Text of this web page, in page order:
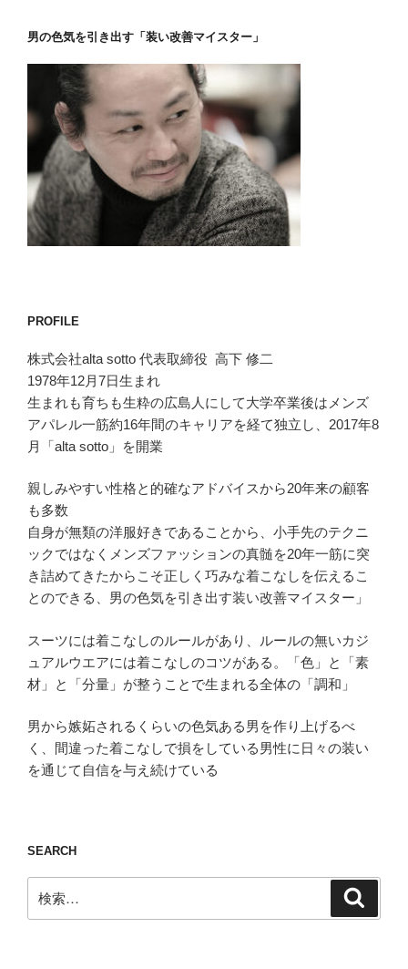
男の色気を引き出す「装い改善マイスター」
PROFILE
株式会社alta sotto 代表取締役 高下 修二
1978年12月7日生まれ
生まれも育ちも生粋の広島人にして大学卒業後はメンズ
アパレル一筋約16年間のキャリアを経て独立し、2017年8
月「alta sotto」を開業
親しみやすい性格と的確なアドバイスから20年来の顧客
も多数
自身が無類の洋服好きであることから、小手先のテクニ
ックではなくメンズファッションの真髄を20年一筋に突
き詰めてきたからこそ正しく巧みな着こなしを伝えるこ
とのできる、男の色気を引き出す装い改善マイスター」
スーツには着こなしのルールがあり、ルールの無いカジ
ュアルウエアには着こなしのコツがある。「色」と「素
材」と「分量」が整うことで生まれる全体の「調和」
男から嫉妬されるくらいの色気ある男を作り上げるべ
く、間違った着こなしで損をしている男性に日々の装い
を通じて自信を与え続けている
SEARCH
索: